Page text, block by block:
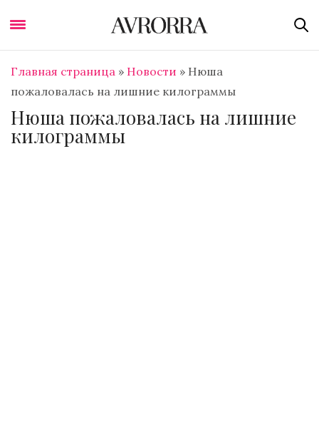
Главная страница » Новости » Нюша
пожаловалась на лишние килограммы
Нюша пожаловалась на лишние
килограммы